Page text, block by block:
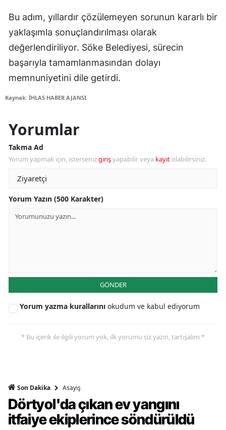
Bu adım, yıllardır çözülemeyen sorunun kararlı bir
yaklaşımla sonuçlandırılması olarak
değerlendiriliyor. Söke Belediyesi, sürecin
başarıyla tamamlanmasından dolayı
memnuniyetini dile getirdi.
Kaynak: İHLAS HABER AJANSI
Yorumlar
Takma Ad
Yorum yapmak için, istersenizgirişyapabilir veya kayıt olabilirsiniz.
Yorum Yazın (500 Karakter)
GÖNDER
Yorum yazma kurallarını okudum ve kabul ediyorum
* Bu içerik ile ilgili yorum yok, ilk yorumu siz yazın, tartışalım *
Son Dakika Asayiş
Dörtyol'da çıkan ev yangını
itfaiye ekiplerince söndürüldü